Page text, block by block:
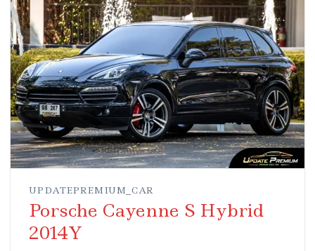
UPDATEPREMIUM_CAR
Porsche Cayenne S Hybrid
2014Y